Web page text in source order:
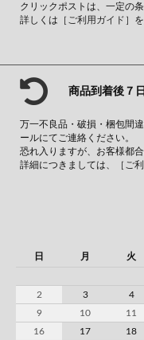
クリックポストは、一定の
詳しくは ［ご利用ガイド］
商品到着後７
万一不良品・破損・梱包間
ールにてご連絡ください。
恐れ入りますが、お客様都
詳細につきましては、
［ご
日
月 火
2
3 4
9
10 11
16
17 18